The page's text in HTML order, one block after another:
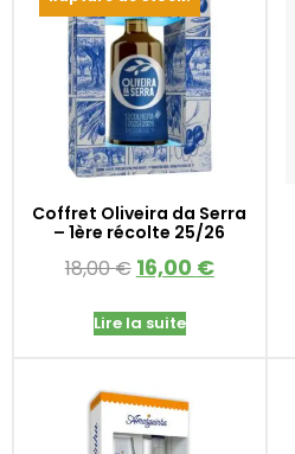
Coffret Oliveira da Serra
– 1ère récolte 25/26
18,00€ 16,00 €
Lire la suite